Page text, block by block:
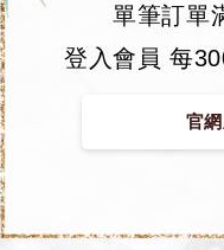
單筆訂單
登入會員 每
官